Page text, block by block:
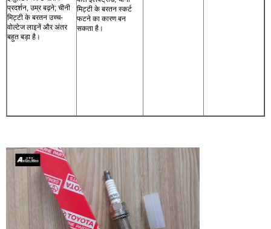
प्रदर्शन, उम्र बढ़ने; चीनी
मिट्टी के बरतन उच्च-
वोल्टेज लाइनें और अंतर
बहुत बड़ा है।
मिट्टी के बरतन स्कर्ट
फटने का कारण बन
सकता है।